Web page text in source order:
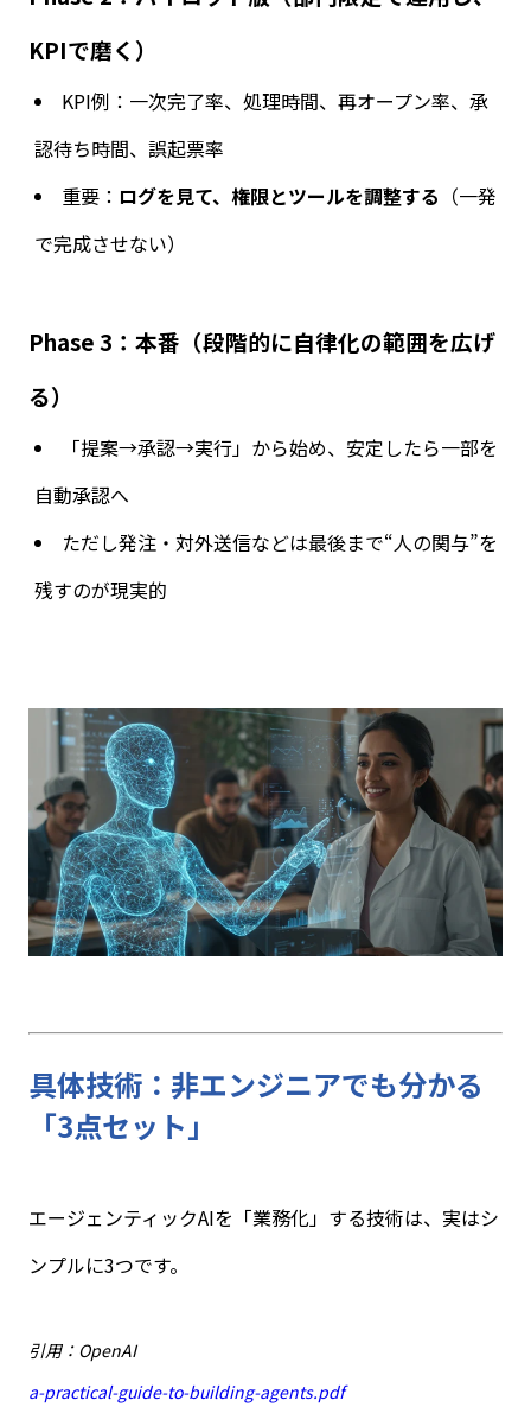
KPIで磨く）
KPI例：一次完了率、処理時間、再オープン率、承
認待ち時間、誤起票率
重要： ログを見て、権限とツールを調整する （一発
で完成させない）
Phase 3 ：本番（段階的に自律化の範囲を広げ
る）
「提案→承認→実行」から始め、安定したら一部を
自動承認へ
ただし発注・対外送信などは最後まで“人の関与”を
残すのが現実的
具体技術：非エンジニアでも分かる
「3点セット」
エージェンティックAIを「業務化」する技術は、実はシ
ンプルに3つです。
引用：OpenAI
a-practical-guide-to-building-agents.pdf